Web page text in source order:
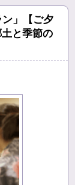
」【ご夕
と季節の